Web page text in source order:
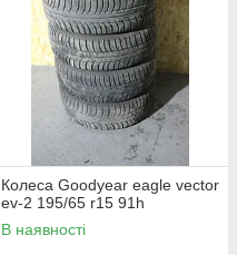
Колеса Goodyear eagle vector
ev-2 195/65 r15 91h
В наявності